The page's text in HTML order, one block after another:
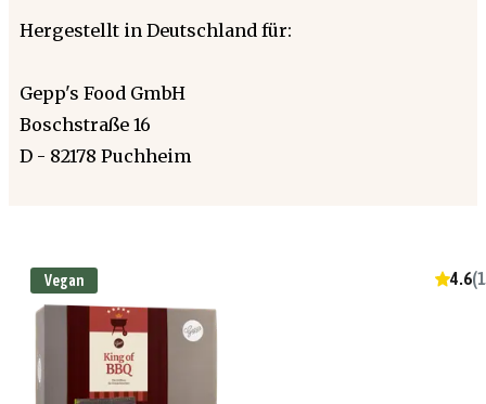
Hergestellt in Deutschland für:
Gepp's Food GmbH
Boschstraße 16
D - 82178 Puchheim
Vegan 4.6(